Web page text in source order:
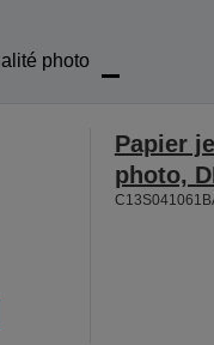
photo
Papier
photo,